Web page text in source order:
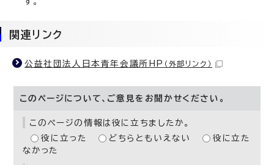
関連リンク
公益社団法人日本青年会議所HP （外部リンク）
このページについて、ご意見をお聞かせください。
このページの情報は役に立ちましたか。
役に立った
どちらともいえない
役に立た
なかった